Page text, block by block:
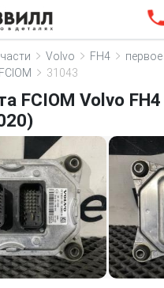
Volvo FH4
31043
FCIOM Volvo